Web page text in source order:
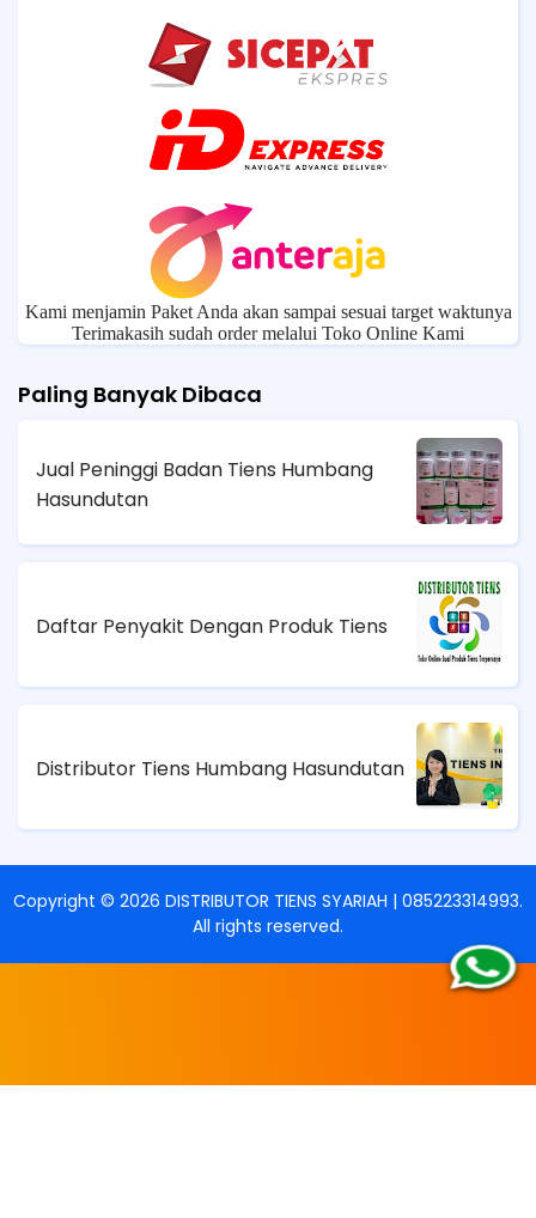
Kami menjamin Paket Anda akan sampai sesuai target waktunya
Terimakasih sudah order melalui Toko Online Kami
Paling Banyak Dibaca
Jual Peninggi Badan Tiens Humbang
Hasundutan
Daftar Penyakit Dengan Produk Tiens
Distributor Tiens Humbang Hasundutan
Copyright © 2026 DISTRIBUTOR TIENS SYARIAH | 085223314993.
All rights reserved.